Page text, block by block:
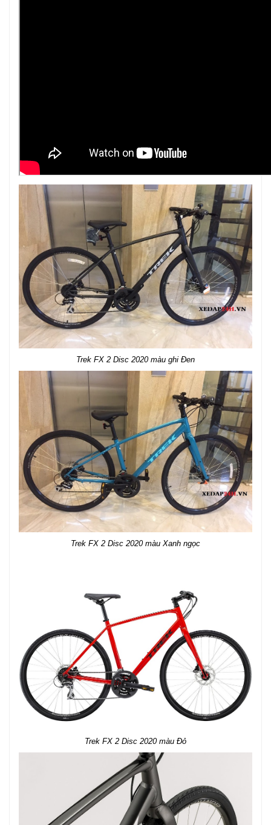
Trek FX 2 Disc 2020 màu ghi Đen
Trek FX 2 Disc 2020 màu Xanh ngọc
Trek FX 2 Disc 2020 màu Đỏ